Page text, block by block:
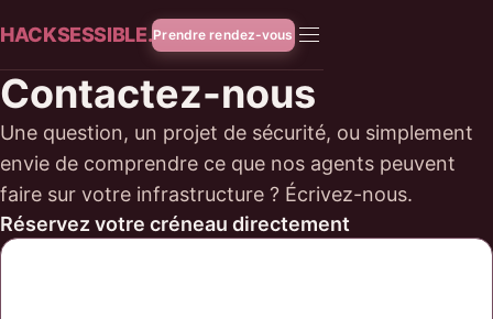
HACKSESSIBLE.Prendre rendez-vous
Contactez-nous
Une question, un projet de sécurité, ou simplement
envie de comprendre ce que nos agents peuvent
faire sur votre infrastructure ? Écrivez-nous.
Réservez votre créneau directement